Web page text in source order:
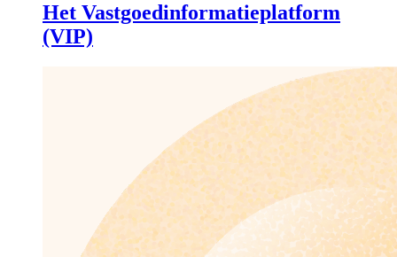
Het Vastgoedinformatieplatform
(VIP)